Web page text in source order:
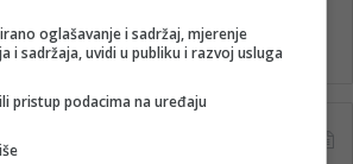
oglašavanje i sadržaj, mjerenje
i sadržaja, uvidi u publiku i razvoj usluga
pristup podacima na uređaju